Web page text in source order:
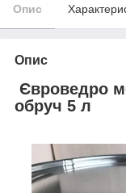
Опис
Опис
Євроведро
обруч 5 л